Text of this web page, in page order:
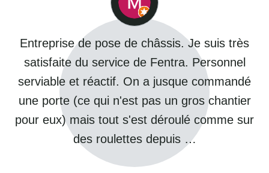
Entreprise de pose de châssis. Je suis très
satisfaite du service de Fentra. Personnel
serviable et réactif. On a jusque commandé
une porte (ce qui n'est pas un gros chantier
pour eux) mais tout s'est déroulé comme sur
des roulettes depuis …